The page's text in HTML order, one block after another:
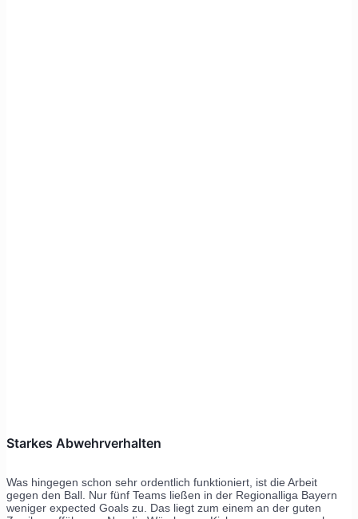
Starkes Abwehrverhalten
Was hingegen schon sehr ordentlich funktioniert, ist die Arbeit
gegen den Ball. Nur fünf Teams ließen in der Regionalliga Bayern
weniger expected Goals zu. Das liegt zum einem an der guten